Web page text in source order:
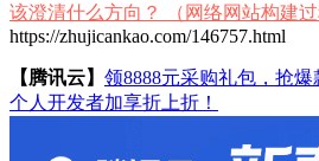
该澄清什么方向？ （网络网站构建过
https://zhujicankao.com/146757.html
【腾讯云】 领8888元采购礼包，抢爆
个人开发者加享折上折！